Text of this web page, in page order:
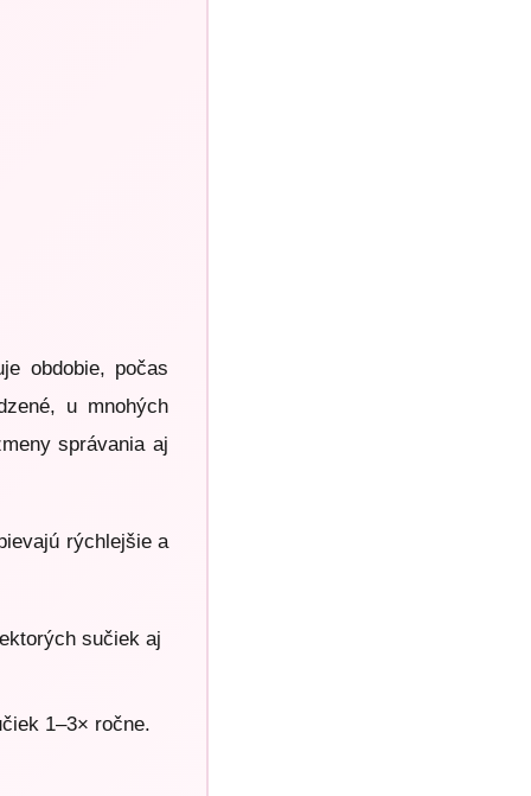
obdobie, počas
u mnohých
správania aj
rýchlejšie a
sučiek aj
1–3× ročne.